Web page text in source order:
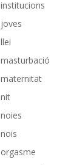
institucions
joves
llei
masturbació
maternitat
nit
noies
nois
orgasme